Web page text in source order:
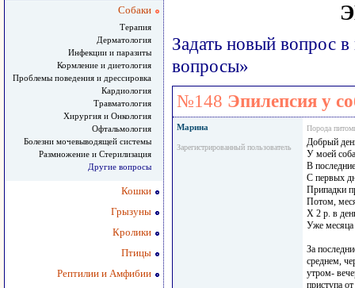
Собаки
Терапия
Дерматология
Инфекции и паразиты
Кормление и диетология
Проблемы поведения и дрессировка
Кардиология
Травматология
Хирургия и Онкология
Офтальмология
Болезни мочевыводящей системы
Размножение и Стерилизация
Другие вопросы
Кошки
Грызуны
Кролики
Птицы
Рептилии и Амфибии
Задать новый вопрос
вопросы»
№148 Эпилепсия у
Марина
Зарегистрированный пользователь
Порода
Добрый
У моей
В
С первых
Припадки
Потом,
Х 2 р. в
Уже
За
среднем,
утром-
приступа